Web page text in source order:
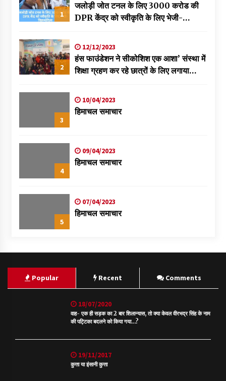
1
जलोड़ी जोत टनल के लिए 3000 करोड की
DPR केंद्र को स्वीकृति के लिए भेजी-
2
12/12/2023
हंस फाउंडेशन ने सीकोशिश एक आशा’ संस्था में
शिक्षा ग्रहण कर रहे छात्रों के लिए लगाया
3
10/04/2023
हिमाचल समाचार
4
09/04/2023
हिमाचल समाचार
5
07/04/2023
हिमाचल समाचार
Popular Recent Comments
18/07/2020
वाह- एक ही सड़क का 2 बार शिलान्यास, तो क्या केवल वीरभद्र सिंह के नाम
की पट्टिका बदलने को किया गया…?
19/11/2017
कुत्ता या इंसानी कुत्ता